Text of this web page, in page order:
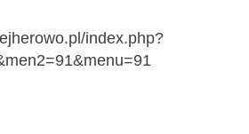
index.php?